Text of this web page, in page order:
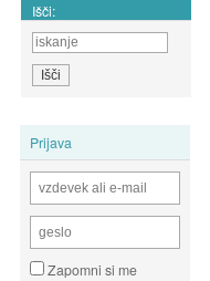
Išči:
Prijava
Zapomni si me